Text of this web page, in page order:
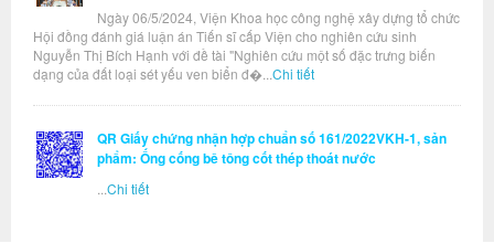
Ngày 06/5/2024, Viện Khoa học công nghệ xây dựng tổ chức
Hội đồng đánh giá luận án Tiến sĩ cấp Viện cho nghiên cứu sinh
Nguyễn Thị Bích Hạnh với đề tài "Nghiên cứu một số đặc trưng biến
dạng của đất loại sét yếu ven biển đ�... Chi tiết
QR Giấy chứng nhận hợp chuẩn số 161/2022VKH-1, sản
phẩm: Ống cống bê tông cốt thép thoát nước
Chi tiết